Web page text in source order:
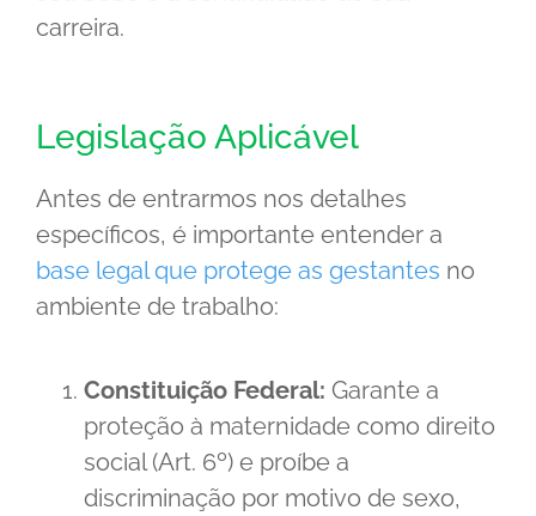
carreira.
Legislação Aplicável
Antes de entrarmos nos detalhes
específicos, é importante entender a
base legal que protege as gestantes no
ambiente de trabalho:
Constituição Federal: Garante a
proteção à maternidade como direito
social (Art. 6º) e proíbe a
discriminação por motivo de sexo,